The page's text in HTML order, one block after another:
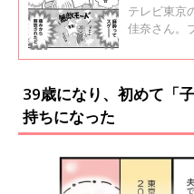
社員で漫
佳奈イン
テレビ東京
佳奈さん。
真船さんに
39歳になり、初めて「
持ちになった